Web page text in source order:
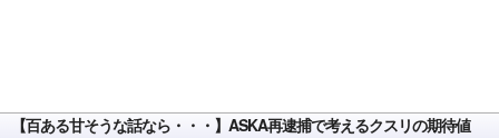
【百ある甘そうな話なら・・・】ASKA再逮捕で考えるクスリの期待値